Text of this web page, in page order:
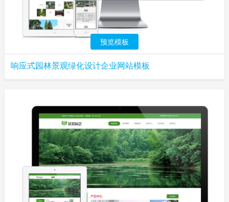
预览模板
响应式园林景观绿化设计企业网站模板